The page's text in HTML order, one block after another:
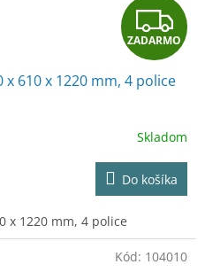
Z
A
D
A
R
M
O
ZADARMO
610 x 1220 mm, 4 police
Skladom
Do košíka
x 1220 mm, 4 police
Kód: 104010